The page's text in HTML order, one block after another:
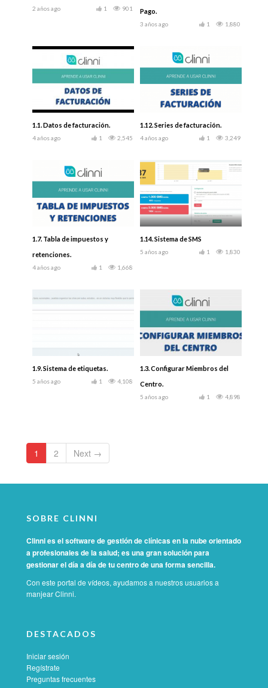
2 años ago 901
1
Pago.
3 años ago 1,880
1
1.1. Datos de facturación.
4 años ago 2,545
1
1.12. Series de facturación.
4 años ago 3,249
1
1.7. Tabla de impuestos y
retenciones.
4 años ago 1,668
1
1.14. Sistema de SMS
5 años ago 1,830
1
1.9. Sistema de etiquetas.
5 años ago 4,108
1
1.3. Configurar Miembros del
Centro.
5 años ago 4,898
1
1 2 Next →
SOBRE CLINNI
Clinni es el software de gestión de clínicas en la nube orientado
a profesionales de la salud; es una gran solución para
gestionar el día a día de tu centro de una forma sencilla.
Con este portal de vídeos, ayudamos a nuestros usuarios a
manjear Clinni.
DESTACADOS
Iniciar sesión
Regístrate
Preguntas frecuentes